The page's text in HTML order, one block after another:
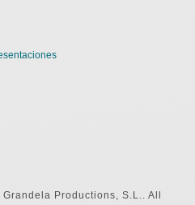
Productions, S.L.. All